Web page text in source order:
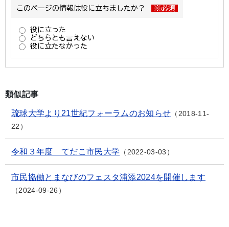
類似記事
琉球大学より21世紀フォーラムのお知らせ
2018-11-
22
令和３年度 てだこ市民大学 2022-03-03
市民協働とまなびのフェスタ浦添2024を開催します
2024-09-26